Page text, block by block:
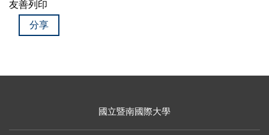
友善列印
分享
國立暨南國際大學